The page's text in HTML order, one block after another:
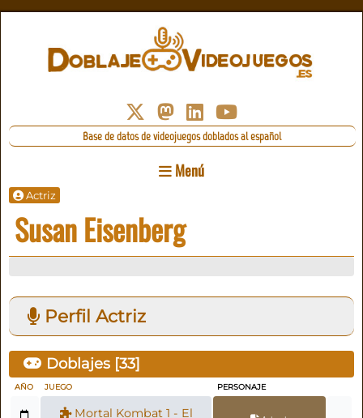
Base de datos de videojuegos doblados al español
Menú
Actriz
Susan Eisenberg
Perfil Actriz
Doblajes [33]
AÑO JUEGO PERSONAJE
Mortal Kombat 1 - El